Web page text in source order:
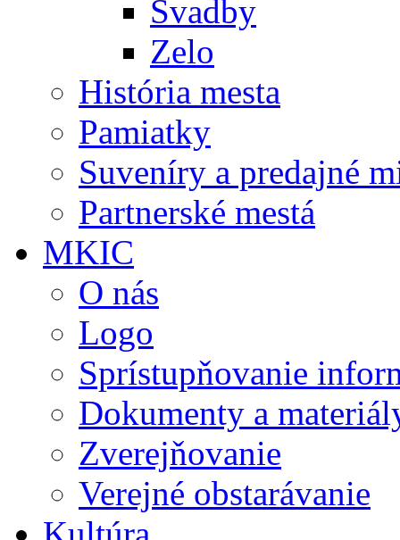
Svadby
Zelo
História mesta
Pamiatky
Suveníry a predajné
Partnerské mestá
MKIC
O nás
Logo
Sprístupňovanie
Dokumenty a
Zverejňovanie
Verejné obstarávanie